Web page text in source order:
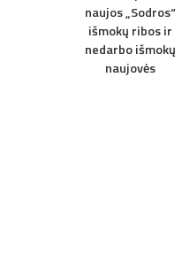
naujos „Sodros“
išmokų ribos ir
nedarbo išmokų
naujovės